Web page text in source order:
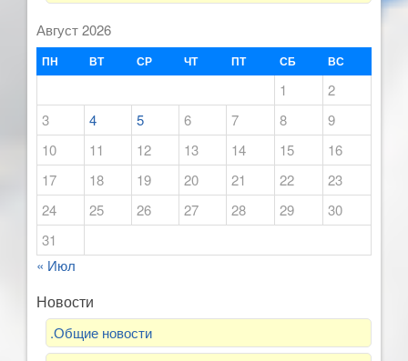
Август 2026
ПН ВТ СР ЧТ ПТ СБ ВС
1
2
3
4 5 6 7 8
9
10
11 12 13 14 15
16
17
18 19 20 21 22
23
24
25 26 27 28 29
30
31
« Июл
Новости
.Общие новости